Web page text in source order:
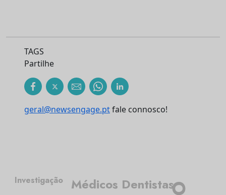
TAGS
Partilhe
geral@newsengage.ptfale connosco!
Médicos Dentistas
Investigação